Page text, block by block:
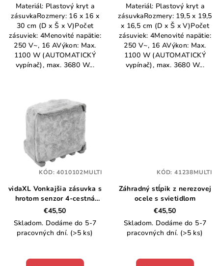
Materiál: Plastový kryt a
zásuvkaRozmery: 16 x 16 x
30 cm (D x Š x V)Počet
zásuviek: 4Menovité napätie:
250 V~, 16 AVýkon: Max.
1100 W (AUTOMATICKÝ
vypínač), max. 3680 W...
Materiál: Plastový kryt a
zásuvkaRozmery: 19,5 x 19,5
x 16,5 cm (D x Š x V)Počet
zásuviek: 4Menovité napätie:
250 V~, 16 AVýkon: Max.
1100 W (AUTOMATICKÝ
vypínač), max. 3680 W...
vidaXL Vonkajšia zásuvka s
hrotom senzor 4-cestná
kamenný vzhľad sivá
€45,50
Skladom. Dodáme do 5-7
pracovných dní. (>5 ks)
KÓD:4010102MULTI
Záhradný stĺpik z nerezovej
ocele s svietidlom
€45,50
Skladom. Dodáme do 5-7
pracovných dní. (>5 ks)
KÓD: 41238MULTI